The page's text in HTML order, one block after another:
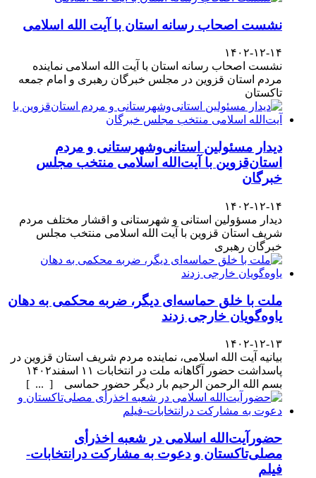
نشست اصحاب رسانه استان با آیت الله اسلامی
۱۴۰۲-۱۲-۱۴
نشست اصحاب رسانه استان با آیت الله اسلامی نماینده
مردم استان قزوین در مجلس خبرگان رهبری و امام جمعه
تاکستان
دیدار مسئولین استانی‌وشهرستانی و مردم‌
استان‌قزوین با آیت‌الله‌ اسلامی منتخب مجلس‌
خبرگان
۱۴۰۲-۱۲-۱۴
دیدار مسؤولین استانی و شهرستانی و اقشار مختلف مردم
شریف استان قزوین با آیت الله اسلامی منتخب مجلس
خبرگان رهبری
ملت با خلق حماسه‌ای دیگر، ضربه محکمی به دهان
یاوه‌گویان خارجی زدند
۱۴۰۲-۱۲-۱۳
بیانیه آیت الله اسلامی، نماینده مردم شریف استان قزوین در
پاسداشت حضور آگاهانه ملت در انتخابات ۱۱ اسفند۱۴۰۲
بسم الله الرحمن الرحیم بار دیگر حضور حماسی [ ... ]
حضورآیت‌الله اسلامی در شعبه اخذرأی
مصلی‌تاکستان و دعوت به مشارکت درانتخابات-
فیلم